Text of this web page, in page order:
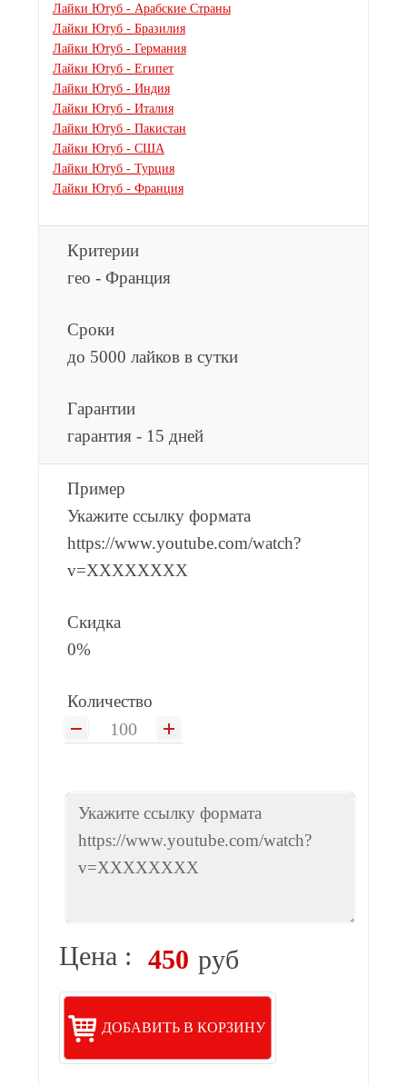
Лайки Ютуб - Арабские Страны
Лайки Ютуб - Бразилия
Лайки Ютуб - Германия
Лайки Ютуб - Египет
Лайки Ютуб - Индия
Лайки Ютуб - Италия
Лайки Ютуб - Пакистан
Лайки Ютуб - США
Лайки Ютуб - Турция
Лайки Ютуб - Франция
Критерии
гео - Франция
Сроки
до 5000 лайков в сутки
Гарантии
гарантия - 15 дней
Пример
Укажите ссылку формата
https://www.youtube.com/watch?
v=XXXXXXXX
Скидка
0%
Количество
Цена : 450 руб
ДОБАВИТЬ В КОРЗИНУ